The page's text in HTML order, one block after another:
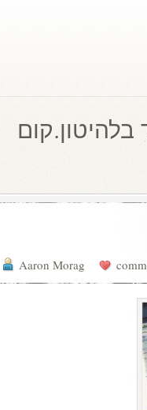
בלהיטון.קום
Aaron Morag